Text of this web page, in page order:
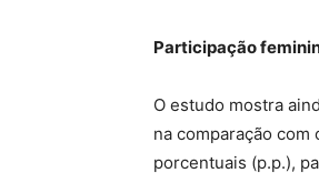
Participação
O estudo mostra
na comparação
porcentuais (p.p.),